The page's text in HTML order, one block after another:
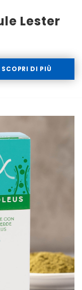
Lester
SCOPRI DI PIÙ